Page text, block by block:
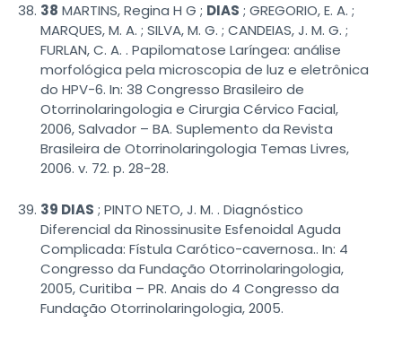
38 MARTINS, Regina H G ; DIAS ; GREGORIO, E. A. ;
MARQUES, M. A. ; SILVA, M. G. ; CANDEIAS, J. M. G. ;
FURLAN, C. A. . Papilomatose Laríngea: análise
morfológica pela microscopia de luz e eletrônica
do HPV-6. In: 38 Congresso Brasileiro de
Otorrinolaringologia e Cirurgia Cérvico Facial,
2006, Salvador – BA. Suplemento da Revista
Brasileira de Otorrinolaringologia Temas Livres,
2006. v. 72. p. 28-28.
39 DIAS ; PINTO NETO, J. M. . Diagnóstico
Diferencial da Rinossinusite Esfenoidal Aguda
Complicada: Fístula Carótico-cavernosa.. In: 4
Congresso da Fundação Otorrinolaringologia,
2005, Curitiba – PR. Anais do 4 Congresso da
Fundação Otorrinolaringologia, 2005.